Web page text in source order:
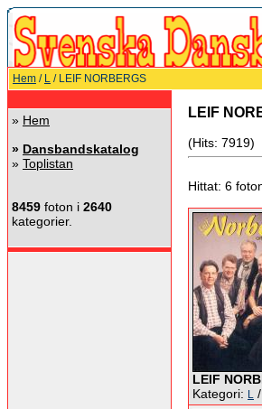
Hem / L / LEIF NORBERGS
» Hem
» Dansbandskatalog
» Toplistan
8459 foton i 2640
kategorier.
LEIF
(Hits: 7919)
Hittat: 6
LEIF
Kategori: L /